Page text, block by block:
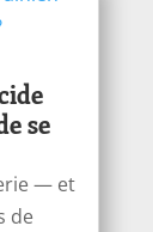
se
— et
de